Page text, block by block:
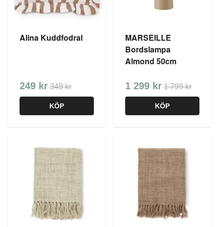
Alina Kuddfodral
249 kr 349 kr
KÖP
MARSEILLE
Bordslampa
Almond 50cm
1 299 kr 1 799 kr
KÖP